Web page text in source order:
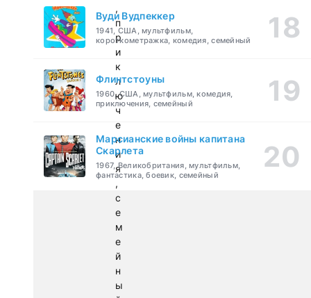
,
п
р
и
к
л
ю
ч
е
н
и
я
,
с
е
м
е
й
н
ы
Вуди Вудпеккер
1941, США, мультфильм,
короткометражка, комедия, семейный
Флинтстоуны
1960, США, мультфильм, комедия,
приключения, семейный
Марсианские войны капитана
Скарлета
1967, Великобритания, мультфильм,
фантастика, боевик, семейный